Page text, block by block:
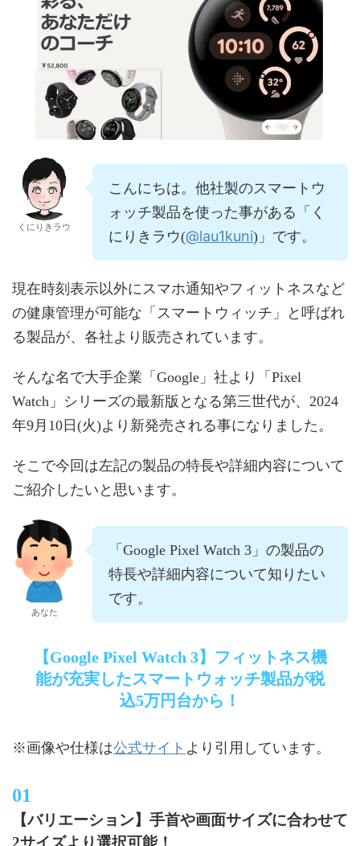
くにりきラウ
こんにちは。他社製のスマートウ
ォッチ製品を使った事がある「く
にりきラウ(@lau1kuni)」です。
現在時刻表示以外にスマホ通知やフィットネスなど
の健康管理が可能な「スマートウィッチ」と呼ばれ
る製品が、各社より販売されています。
そんな名で大手企業「Google」社より「Pixel
Watch」シリーズの最新版となる第三世代が、2024
年9月10日(火)より新発売される事になりました。
そこで今回は左記の製品の特長や詳細内容について
ご紹介したいと思います。
あなた
「Google Pixel Watch 3」の製品の
特長や詳細内容について知りたい
です。
【Google Pixel Watch 3】フィットネス機
能が充実したスマートウォッチ製品が税
込5万円台から！
※画像や仕様は公式サイト より引用しています。
【バリエーション】手首や画面サイズに合わせて
2サイズより選択可能！